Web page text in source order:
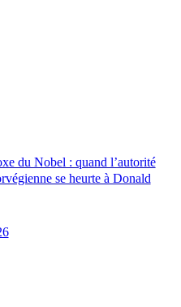
du Nobel : quand l’autorité
se heurte à Donald